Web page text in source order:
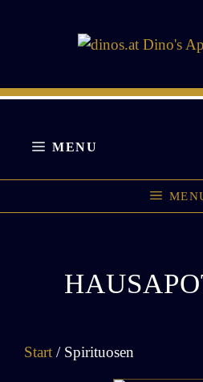
MENU
Start / Spirituosen